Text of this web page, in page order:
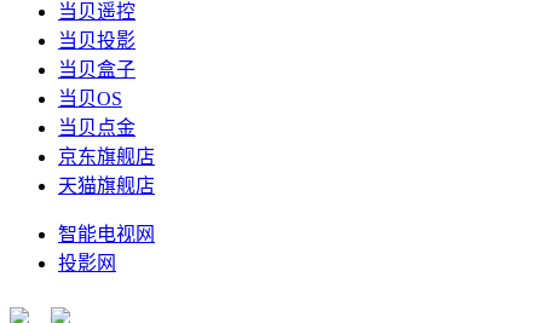
当贝遥控
当贝投影
当贝盒子
当贝OS
当贝点金
京东旗舰店
天猫旗舰店
智能电视网
投影网